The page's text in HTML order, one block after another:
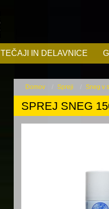
TEČAJI IN DELAVNICE
Domov Spreji Sneg v
SPREJ SNEG